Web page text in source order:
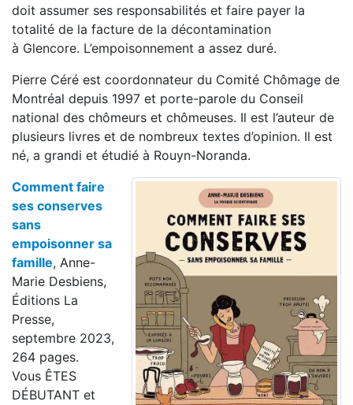
doit assumer ses responsabilités et faire payer la
totalité de la facture de la décontamination
à Glencore. L’empoisonnement a assez duré.
Pierre Céré est coordonnateur du Comité Chômage de
Montréal depuis 1997 et porte-parole du Conseil
national des chômeurs et chômeuses. Il est l’auteur de
plusieurs livres et de nombreux textes d’opinion. Il est
né, a grandi et étudié à Rouyn-Noranda.
Comment faire
ses conserves
sans
empoisonner sa
famille, Anne-
Marie Desbiens,
Éditions La
Presse,
septembre 2023,
264 pages.
Vous ÊTES
DÉBUTANT et